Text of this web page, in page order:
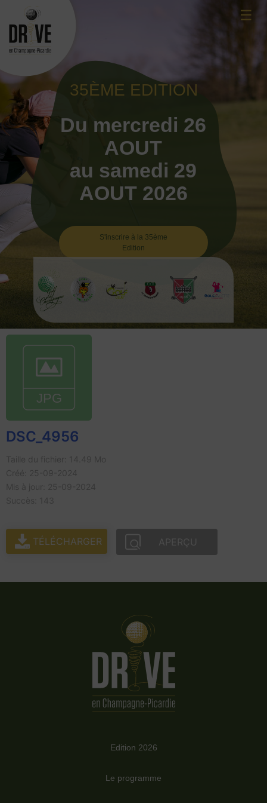
content
☰
35ÈME EDITION
Du mercredi 26
AOUT
au samedi 29
AOUT 2026
S'inscrire à la 35ème
Edition
DSC_4956
TÉLÉCHARGER APERÇU
Edition 2026
Le programme